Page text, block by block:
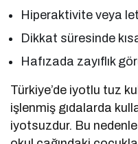
Hiperaktivite veya
Dikkat süresinde
Hafızada zayıflık
Türkiye’de iyotlu tuz
işlenmiş gıdalarda
iyotsuzdur. Bu nedenle